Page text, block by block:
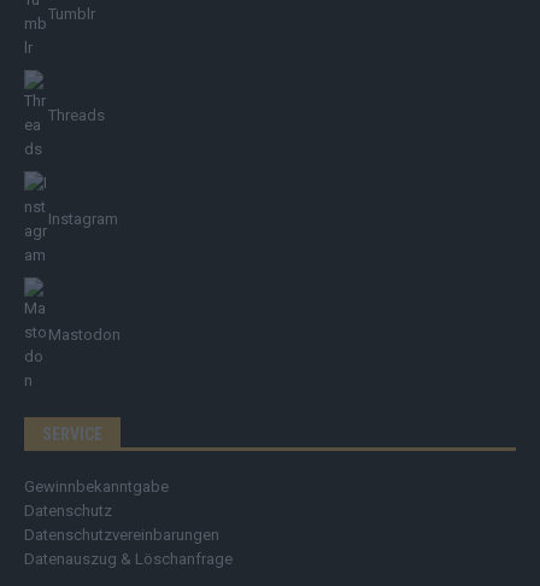
Tumblr
Threads
Instagram
Mastodon
SERVICE
Gewinnbekanntgabe
Datenschutz
Datenschutzvereinbarungen
Datenauszug & Löschanfrage